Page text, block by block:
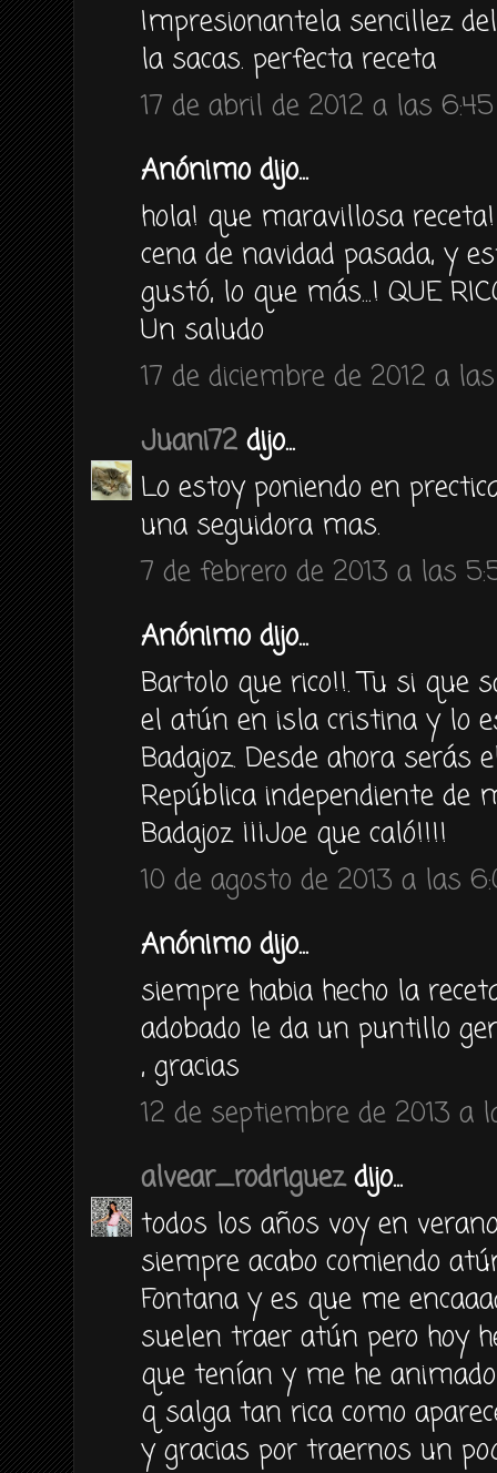
Impresionantela sencillez
la sacas. perfecta receta
17 de abril de 2012 a las 6:45
Anónimo dijo...
hola! que maravillosa
cena de navidad pasada, y
gustó, lo que más...! QUE
Un saludo
17 de diciembre de 2012 a
Juani72 dijo...
Lo estoy poniendo en
una seguidora mas.
7 de febrero de 2013 a las
Anónimo dijo...
Bartolo que rico!!. Tu si que
el atún en isla cristina y lo
Badajoz. Desde ahora serás
República independiente de
Badajoz ¡¡¡Joe que caló!!!!
10 de agosto de 2013 a las
Anónimo dijo...
siempre habia hecho la
adobado le da un puntillo
, gracias
12 de septiembre de 2013 a
alvear_rodriguezdijo...
todos los años voy en
siempre acabo comiendo
Fontana y es que me
suelen traer atún pero hoy
que tenían y me he
q salga tan rica como
y gracias por traernos un